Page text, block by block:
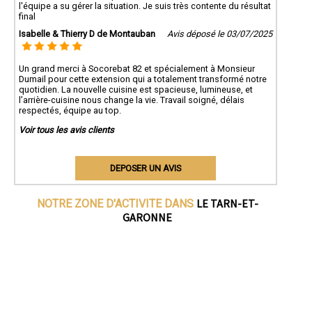
l'équipe a su gérer la situation. Je suis très contente du résultat
final
Isabelle & Thierry D de Montauban
Avis déposé le 03/07/2025
Un grand merci à Socorebat 82 et spécialement à Monsieur
Dumail pour cette extension qui a totalement transformé notre
quotidien. La nouvelle cuisine est spacieuse, lumineuse, et
l’arrière-cuisine nous change la vie. Travail soigné, délais
respectés, équipe au top.
Voir tous les avis clients
DEPOSER UN AVIS
NOTRE ZONE D'ACTIVITE DANS LE TARN-ET-
GARONNE